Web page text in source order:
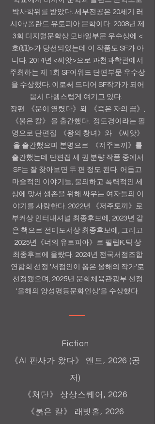
박사학위를 받았다. 세부전공은 20세기 러
시아/폴란드 유토피아 문학이다. 2008년 제
3회 디지털문학상 모바일부문 우수상에 <
호(狐)>가 당선되었는데 이 작품도 SF가 아
니다. 2014년 <씨앗>으로 과천과학관에서
주최하는 제 1회 SF어워드 단편부문 우수상
을 수상했다. 이로써 드디어 SF작가가 되어
몹시 다행스럽게 여기고 있다.
장편 《문이 열렸다》와 《죽은 자의 꿈》,
《붉은 칼》 을 출간했다. 정도경이라는 필
명으로 단편집 《왕의 창녀》와 《씨앗》
을 출간했으며 본명으로 《저주토끼》를
출간했는데 단편집 세 권 분량 작품 중에서
SF는 잘 찾아보면 두 편 정도 된다. 어둡고
마술적인 이야기들, 불의하고 폭력적인 세
상에 맞서 생존을 위해 싸우는 여자들의 이
야기를 사랑한다. 2022년 《저주토끼》로
부커상 인터내셔널 최종후보에, 2023년 같
은 책으로 전미도서상 최종후보에, 그리고
2025년《너의 유토피아》로 필립K.딕 상
최종후보에 올랐다. 2024년 전국서점조합
연합회 선정 '서점인이 뽑은 올해의 작가'로
선정됐으며, 2025년 문화체육관광부 선정
'올해의 양성평등문화인상'을 수상했다.
Fiction
《AI 판사가 왔다》 앤드, 2026 (공
저)
《처단》 상상스퀘어, 2026
《붉은 칼》 래빗홀, 2026